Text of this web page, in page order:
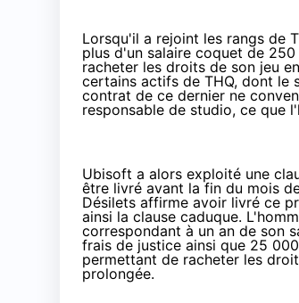
Lorsqu'il a rejoint les rangs de
plus d'un salaire coquet de
racheter les droits de son jeu
certains actifs de THQ, dont le
contrat de ce dernier ne
responsable de studio, ce que
Ubisoft a alors exploité une
être livré avant la fin du mois
Désilets affirme avoir livré ce
ainsi la clause caduque.
correspondant à un an de son
frais de justice ainsi que 25
permettant de racheter les
prolongée.